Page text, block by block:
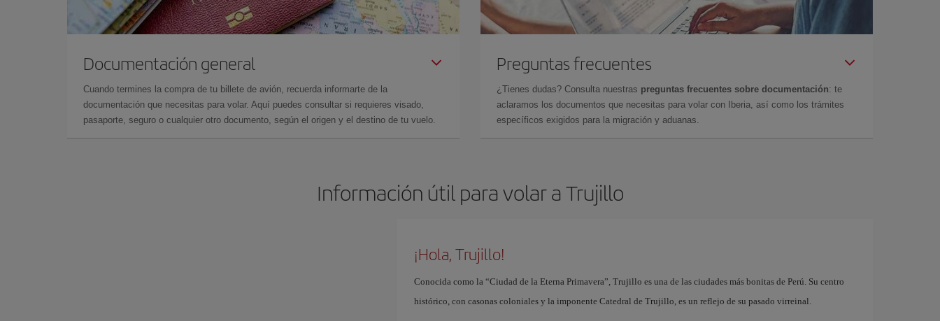
Documentación general
Cuando termines la compra de tu billete de avión, recuerda informarte de la
documentación que necesitas para volar. Aquí puedes consultar si requieres visado,
pasaporte, seguro o cualquier otro documento, según el origen y el destino de tu vuelo.
Preguntas frecuentes
¿Tienes dudas? Consulta nuestras preguntas frecuentes sobre documentación: te
aclaramos los documentos que necesitas para volar con Iberia, así como los trámites
específicos exigidos para la migración y aduanas.
Información útil para volar a Trujillo
¡Hola, Trujillo!
Conocida como la “Ciudad de la Eterna Primavera”, Trujillo es una de las ciudades más bonitas de Perú. Su centro
histórico, con casonas coloniales y la imponente Catedral de Trujillo, es un reflejo de su pasado virreinal.